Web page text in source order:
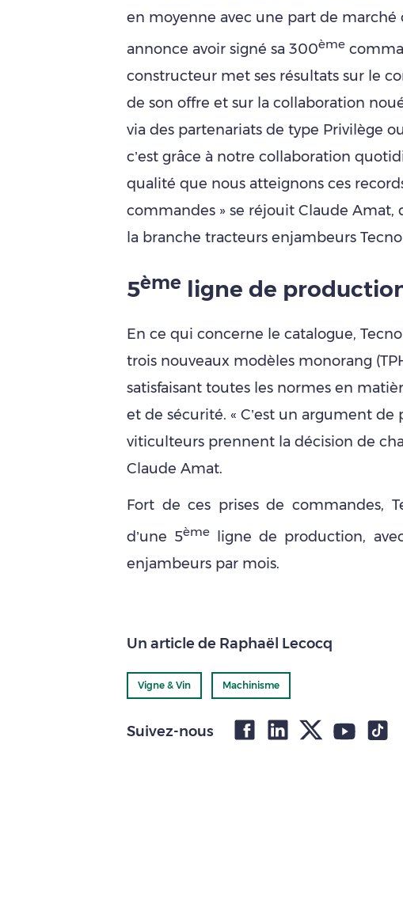
en moyenne avec une part de marché
annonce avoir signé sa 300ème
constructeur met ses résultats sur le
de son offre et sur la collaboration
via des partenariats de type Privilège
c’est grâce à notre collaboration
qualité que nous atteignons ces
commandes » se réjouit Claude
la branche tracteurs enjambeurs
5ème ligne de
En ce qui concerne le catalogue,
trois nouveaux modèles monorang
satisfaisant toutes les normes en
et de sécurité. « C’est un argument
viticulteurs prennent la décision de
Claude Amat.
Fort de ces prises de commandes,
d’une 5ème ligne de production,
enjambeurs par mois.
Un article de Raphaël Lecocq
Vigne & Vin Machinisme
Suivez-nous